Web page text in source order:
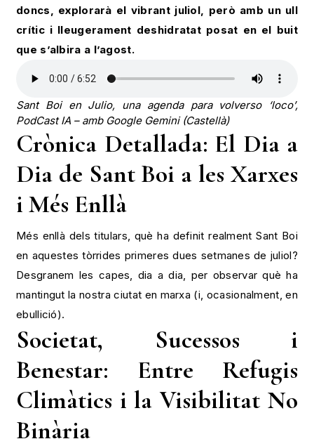
doncs, explorarà el vibrant juliol, però amb un ull
crític i lleugerament deshidratat posat en el buit
que s’albira a l’agost.
Sant Boi en Julio, una agenda para volverso ‘loco’,
PodCast IA – amb Google Gemini (Castellà)
Crònica Detallada: El Dia a
Dia de Sant Boi a les Xarxes
i Més Enllà
Més enllà dels titulars, què ha definit realment Sant Boi
en aquestes tòrrides primeres dues setmanes de juliol?
Desgranem les capes, dia a dia, per observar què ha
mantingut la nostra ciutat en marxa (i, ocasionalment, en
ebullició).
Societat, Sucessos i
Benestar: Entre Refugis
Climàtics i la Visibilitat No
Binària